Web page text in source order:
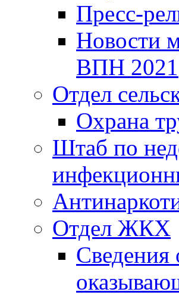
Пресс-
Новости
ВПН 2021
Отдел
Охрана
Штаб по
Отдел ЖКХ
Сведения